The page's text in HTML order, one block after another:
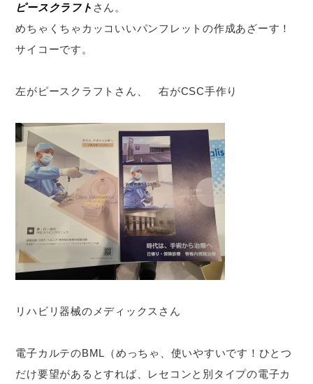
ピースクラフト さん。
めちゃくちゃカッコいいパンフレットの作成あざーす！
サイコーです。
左がピースクラフトさん、 右がCSC手作り
リハビリ器械のメディックスさん
電子カルテのBML（めっちゃ、使いやすいです！ひとつ
だけ要望があるとすれば、レセコンと別タイプの電子カ